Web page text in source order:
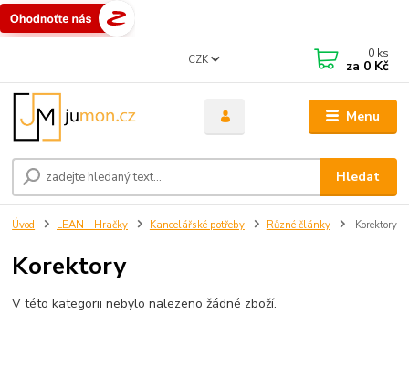
Menu
CZK
Hledat
0 ks
za 0 Kč
Úvod LEAN - Hračky Kancelářské potřeby Různé články Korektory
Korektory
V této kategorii nebylo nalezeno žádné zboží.